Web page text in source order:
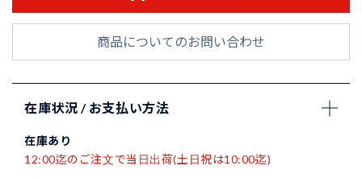
商品についてのお問い合わせ
在庫状況 / お支払い方法
在庫あり
12:00迄のご注文で当日出荷(土日祝は10:00迄)